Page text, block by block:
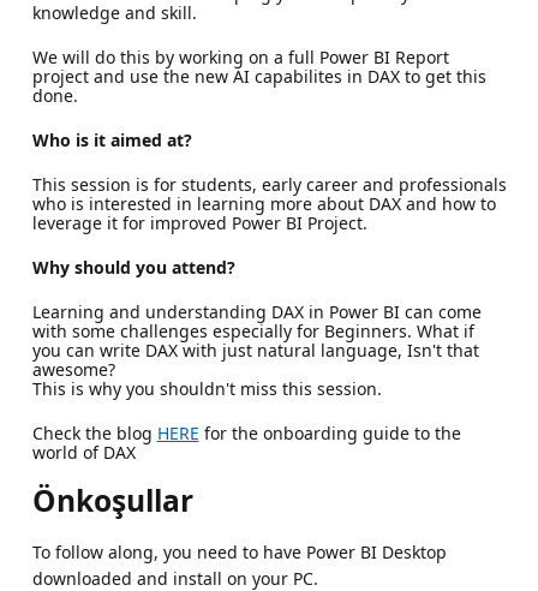
knowledge and skill.
We will do this by working on a full Power BI Report
project and use the new AI capabilites in DAX to get this
done.
Who is it aimed at?
This session is for students, early career and professionals
who is interested in learning more about DAX and how to
leverage it for improved Power BI Project.
Why should you attend?
Learning and understanding DAX in Power BI can come
with some challenges especially for Beginners. What if
you can write DAX with just natural language, Isn't that
awesome?
This is why you shouldn't miss this session.
Check the blog HERE for the onboarding guide to the
world of DAX
Önkoşullar
To follow along, you need to have Power BI Desktop
downloaded and install on your PC.